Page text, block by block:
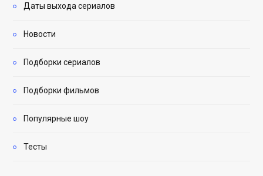
Даты выхода сериалов
Новости
Подборки сериалов
Подборки фильмов
Популярные шоу
Тесты